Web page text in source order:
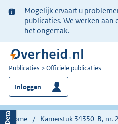
Ter
informatie:
Mogelijk ervaart u
publicaties. We werken aan
het ongemak.
U
bent
nu
hier:
Publicaties Officiële publicaties
Inloggen
Home Kamerstuk 34350-B, nr. 2